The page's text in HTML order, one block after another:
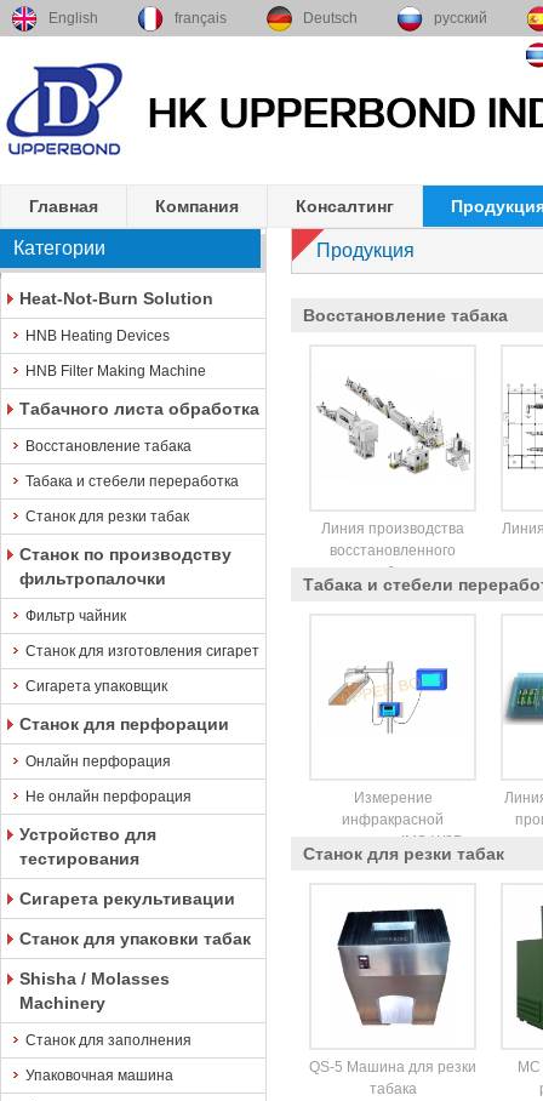
English français Deutsch русский
Главная Компания Консалтинг
Категории
Heat-Not-Burn Solution
HNB Heating Devices
HNB Filter Making Machine
Табачного листа обработка
Восстановление табака
Табака и стебели переработка
Станок для резки табак
Станок по производству
фильтропалочки
Фильтр чайник
Станок для изготовления сигарет
Сигарета упаковщик
Станок для перфорации
Онлайн перфорация
Не онлайн перфорация
Устройство для
тестирования
Сигарета рекультивации
Станок для упаковки табак
Shisha / Molasses
Machinery
Станок для заполнения
Упаковочная машина
Продукция
Восстановление табака
Линия производства
восстановленного
табака
Табака и стебели
Измерение
инфракрасной
влажности IMS-W8B
Станок для резки табак
QS-5 Машина для резки
табака